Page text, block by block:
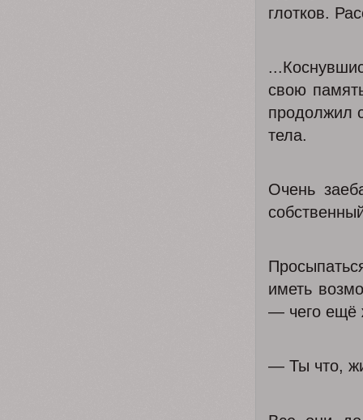
глотков.
свою
продолжил
тела.
Очень
иметь
— чего ещё
— Ты что,